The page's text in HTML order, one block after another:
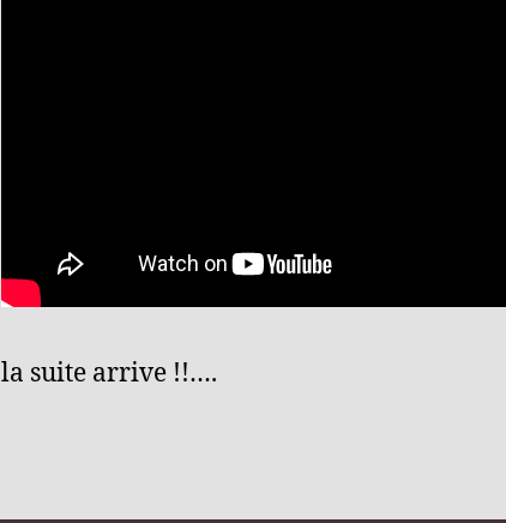
la suite arrive !!….